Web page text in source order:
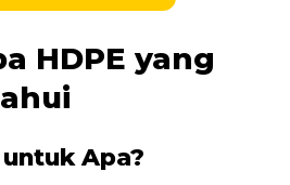
HDPE yang
Apa?